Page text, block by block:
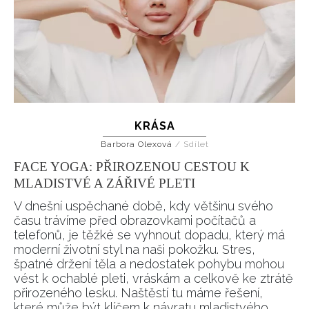
KRÁSA
Barbora Olexová / Sdílet
FACE YOGA: PŘIROZENOU CESTOU K
MLADISTVÉ A ZÁŘIVÉ PLETI
V dnešní uspěchané době, kdy většinu svého
času trávíme před obrazovkami počítačů a
telefonů, je těžké se vyhnout dopadu, který má
moderní životní styl na naši pokožku. Stres,
špatné držení těla a nedostatek pohybu mohou
vést k ochablé pleti, vráskám a celkově ke ztrátě
přirozeného lesku. Naštěstí tu máme řešení,